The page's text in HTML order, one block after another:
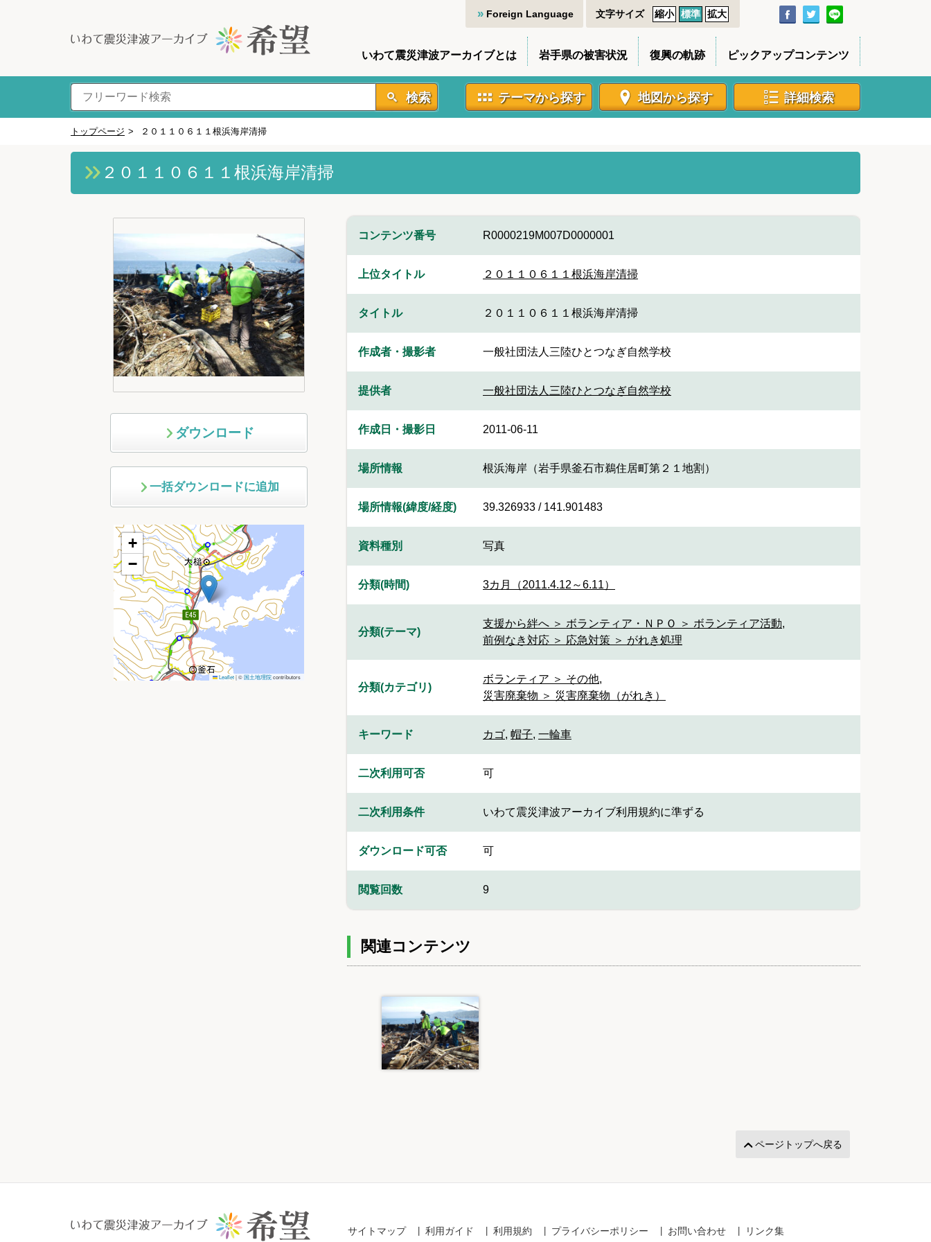
Foreign Language 文字サイズ 縮小 標準 拡大
いわて震災津波アーカイブとは 岩手県の被害状況 復興の軌跡 ピックアップコンテンツ
検索 テーマから探す 地図から探す 詳細検索
トップページ > ２０１１０６１１根浜海岸清掃
２０１１０６１１根浜海岸清掃
ダウンロード
一括ダウンロードに追加
+
−
Leaflet|©国土地理院contributors
コンテンツ番号 R0000219M007D0000001
上位タイトル ２０１１０６１１根浜海岸清掃
タイトル ２０１１０６１１根浜海岸清掃
作成者・撮影者 一般社団法人三陸ひとつなぎ自然学校
提供者 一般社団法人三陸ひとつなぎ自然学校
作成日・撮影日 2011-06-11
場所情報 根浜海岸（岩手県釜石市鵜住居町第２１地割）
場所情報(緯度/経度) 39.326933 / 141.901483
資料種別 写真
分類(時間) 3カ月（2011.4.12～6.11）
分類(テーマ)
支援から絆へ ＞ ボランティア・ＮＰＯ ＞ ボランティア活動,
前例なき対応 ＞ 応急対策 ＞ がれき処理
分類(カテゴリ)
ボランティア ＞ その他,
災害廃棄物 ＞ 災害廃棄物（がれき）
キーワード カゴ, 帽子, 一輪車
二次利用可否 可
二次利用条件 いわて震災津波アーカイブ利用規約に準ずる
ダウンロード可否 可
閲覧回数 9
関連コンテンツ
ページトップへ戻る
サイトマップ 利用ガイド 利用規約 プライバシーポリシー お問い合わせ リンク集